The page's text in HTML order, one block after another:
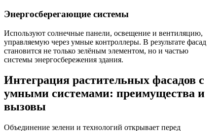
Энергосберегающие системы
Используют солнечные панели, освещение и вентиляцию,
управляемую через умные контроллеры. В результате фасад
становится не только зелёным элементом, но и частью
системы энергосбережения здания.
Интеграция растительных фасадов с
умными системами: преимущества и
вызовы
Объединение зелени и технологий открывает перед